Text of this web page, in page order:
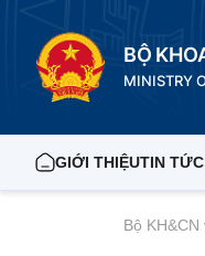
BỘ
MINISTRY
GIỚI THIỆUTIN
Bộ